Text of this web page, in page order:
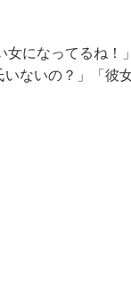
になってるね！
ないの？」「彼